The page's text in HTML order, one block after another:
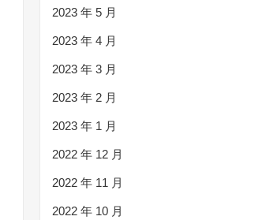
2023 年 5 月
2023 年 4 月
2023 年 3 月
2023 年 2 月
2023 年 1 月
2022 年 12 月
2022 年 11 月
2022 年 10 月